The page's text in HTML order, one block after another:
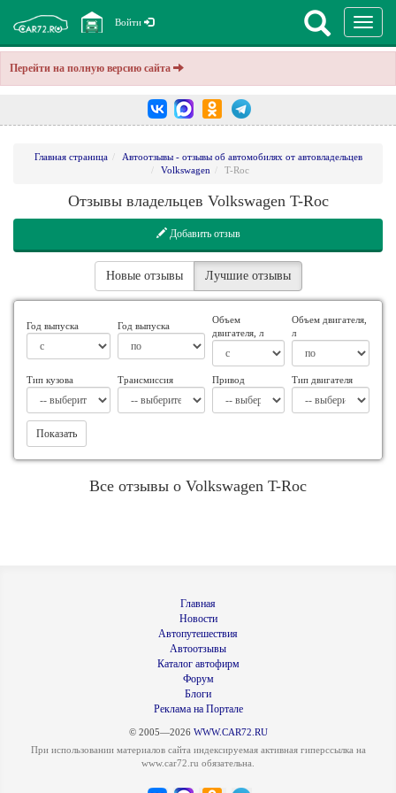
Перейти на полную версию сайта
Войти
Главная страница
Автоотзывы - отзывы об автомобилях от автовладельцев
Volkswagen
T-Roc
Отзывы владельцев Volkswagen T-Roc
Добавить отзыв
Новые отзывы Лучшие отзывы
Год выпуска Год выпуска
Объем
двигателя, л
Объем двигателя,
л
Тип кузова Трансмиссия Привод Тип двигателя
Показать
Все отзывы о Volkswagen T-Roc
Главная
Новости
Автопутешествия
Автоотзывы
Каталог автофирм
Форум
Блоги
Реклама на Портале
© 2005—2026 WWW.CAR72.RU
При использовании материалов сайта индексируемая активная гиперссылка на
www.car72.ru обязательна.